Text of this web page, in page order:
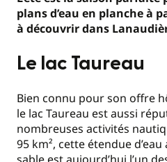
plans d’eau en planche à
à découvrir dans
Le lac Taureau
Bien connu pour son offre
le lac Taureau est aussi
nombreuses activités
95 km², cette étendue